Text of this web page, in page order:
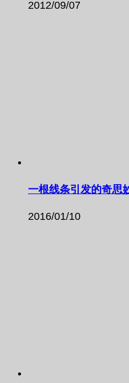
2012/09/07
一根线条引发的奇思
2016/01/10